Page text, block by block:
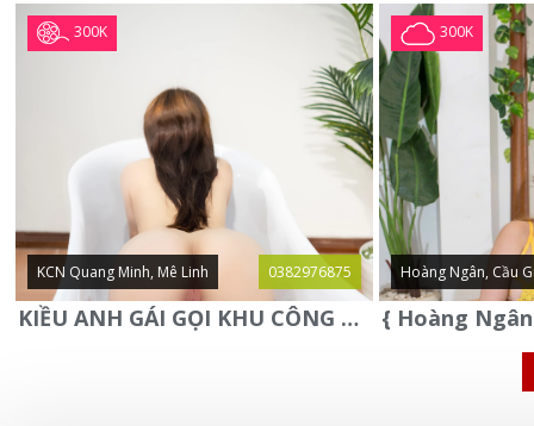
300K
KCN Quang Minh, Mê Linh 0382976875
KIỀU ANH GÁI GỌI KHU CÔNG NGHIỆP QUANG MINH - MÊ LINH
300K
Hoàng Ngân, Cầu